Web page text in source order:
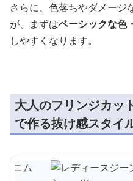
さらに、色落ちやダメージ
が、まずはベーシックな色
しやすくなります。
大人のフリンジカッ
で作る抜け感スタイ